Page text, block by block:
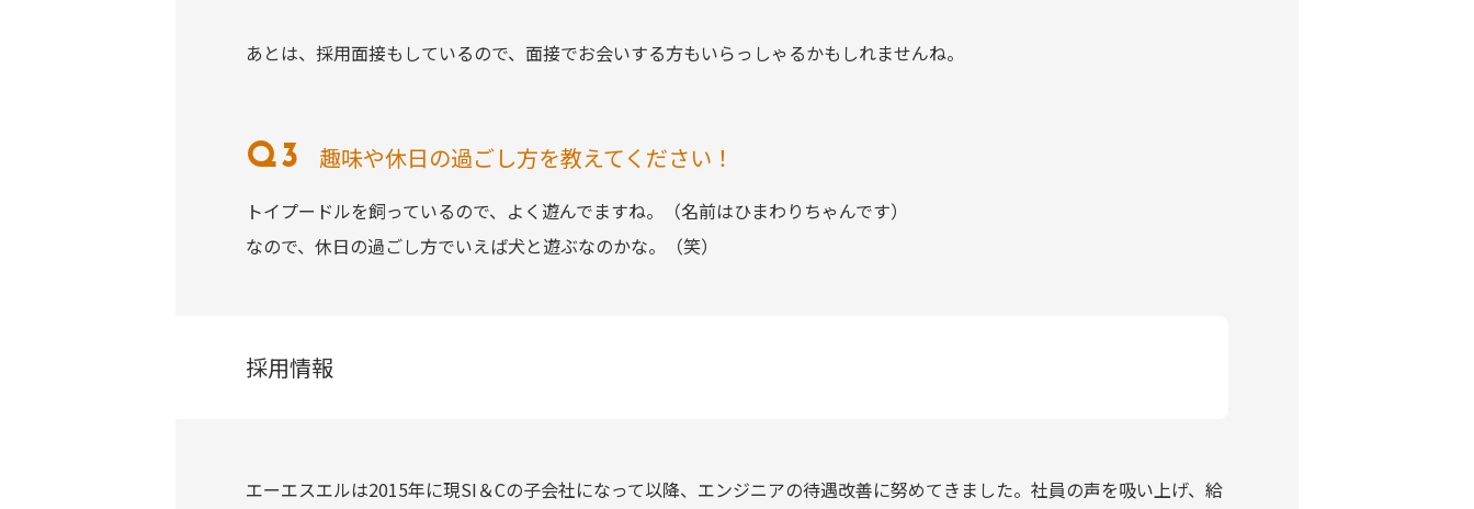
あとは、採用面接もしているので、面接でお会いする方もいらっしゃるかもしれませんね。
趣味や休日の過ごし方を教えてください！
トイプードルを飼っているので、よく遊んでますね。（名前はひまわりちゃんです）
なので、休日の過ごし方でいえば犬と遊ぶなのかな。（笑）
採用情報
エーエスエルは2015年に現SI＆Cの子会社になって以降、エンジニアの待遇改善に努めてきました。社員の声を吸い上げ、給